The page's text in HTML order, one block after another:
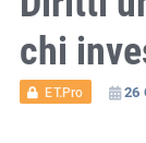
chi
ET.Pro 26